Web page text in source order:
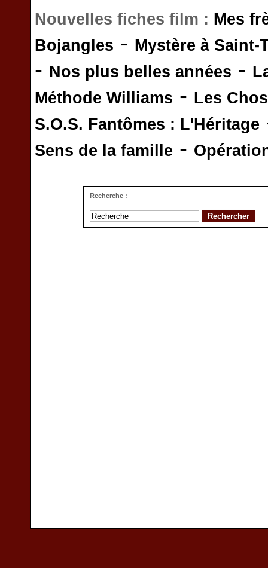
Nouvelles fiches film : Mes
Bojangles - Mystère à Saint-
- Nos plus belles années -
Méthode Williams - Les
S.O.S. Fantômes : L'Héritage
Sens de la famille -
Recherche :